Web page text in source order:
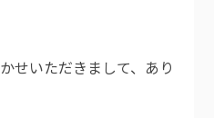
せいただきまして、あり